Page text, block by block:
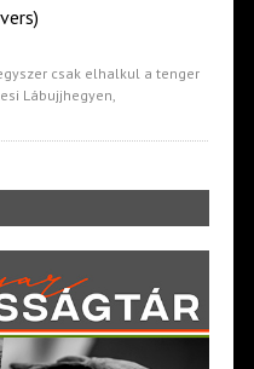
csak elhalkul a tenger
Lábujjhegyen,